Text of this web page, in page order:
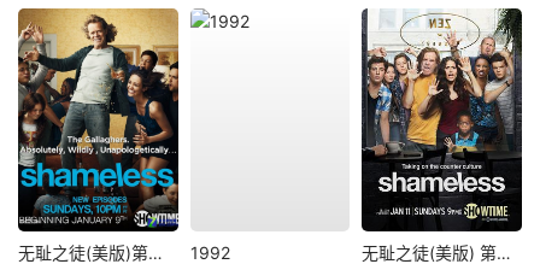
无耻之徒(美版)第一季 1992 无耻之徒(美版) 第五季